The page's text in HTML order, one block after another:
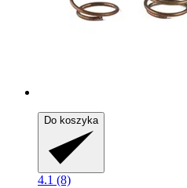
Do koszyka
4.1 (8)